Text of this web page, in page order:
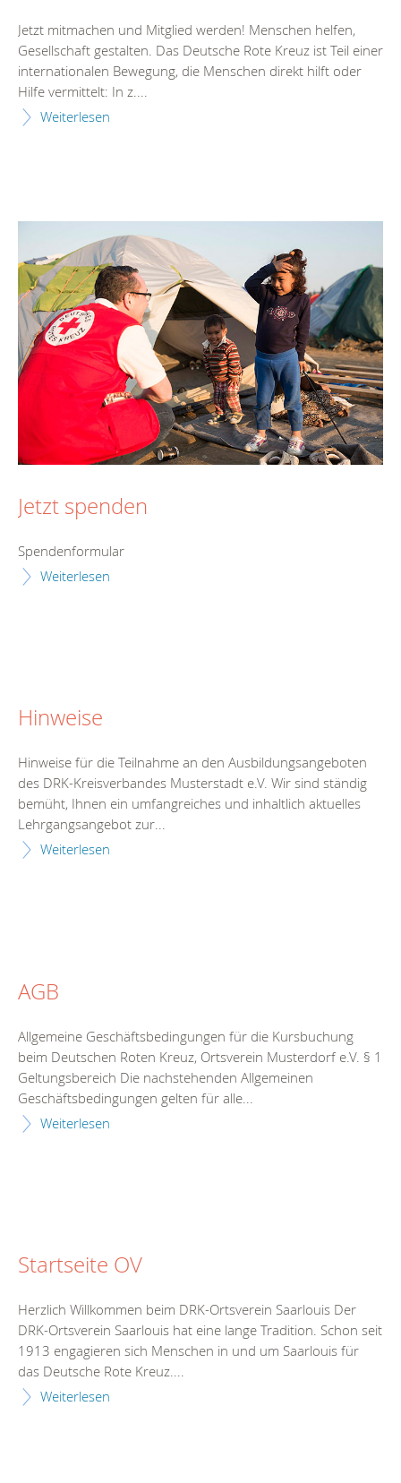
Jetzt mitmachen und Mitglied werden! Menschen helfen,
Gesellschaft gestalten. Das Deutsche Rote Kreuz ist Teil einer
internationalen Bewegung, die Menschen direkt hilft oder
Hilfe vermittelt: In z....
Weiterlesen
Jetzt spenden
Spendenformular
Weiterlesen
Hinweise
Hinweise für die Teilnahme an den Ausbildungsangeboten
des DRK-Kreisverbandes Musterstadt e.V. Wir sind ständig
bemüht, Ihnen ein umfangreiches und inhaltlich aktuelles
Lehrgangsangebot zur...
Weiterlesen
AGB
Allgemeine Geschäftsbedingungen für die Kursbuchung
beim Deutschen Roten Kreuz, Ortsverein Musterdorf e.V. § 1
Geltungsbereich Die nachstehenden Allgemeinen
Geschäftsbedingungen gelten für alle...
Weiterlesen
Startseite OV
Herzlich Willkommen beim DRK-Ortsverein Saarlouis Der
DRK-Ortsverein Saarlouis hat eine lange Tradition. Schon seit
1913 engagieren sich Menschen in und um Saarlouis für
das Deutsche Rote Kreuz....
Weiterlesen